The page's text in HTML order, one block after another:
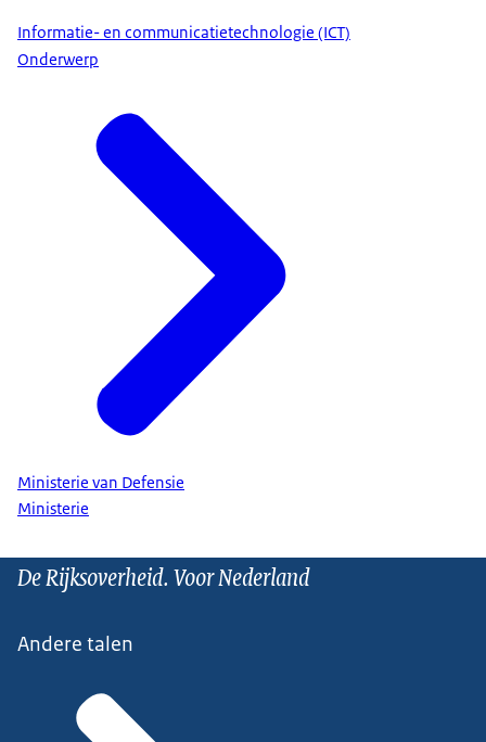
Informatie- en communicatietechnologie (ICT)
Onderwerp
Ministerie van Defensie
Ministerie
De Rijksoverheid. Voor Nederland
Andere talen